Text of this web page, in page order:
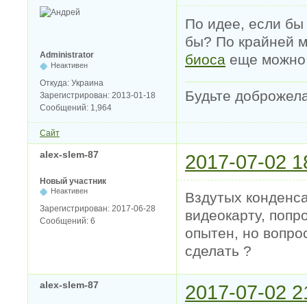
Administrator
Неактивен
Откуда: Украина
Зарегистрирован: 2013-01-18
Сообщений: 1,964
По идее, если бы
бы? По крайней
биоса еще можно
Будьте
Сайт
alex-slem-87 2017-07-02
Новый участник
Неактивен
Зарегистрирован: 2017-06-28
Сообщений: 6
Вздутых
видеокарту,
опытен, но
сделать ?
alex-slem-87 2017-07-02